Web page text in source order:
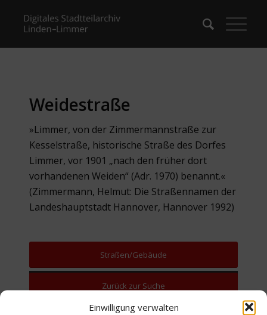
Einwilligung verwalten
Weidestraße
»Limmer, von der Zimmermannstraße zur
Kesselstraße, historische Straße des Dorfes
Limmer, vor 1901 „nach den früher dort
vorhandenen Weiden“ (Adr. 1970) benannt.«
(Zimmermann, Helmut: Die Straßennamen der
Landeshauptstadt Hannover, Hannover 1992)
Straßen/Gebäude
Zurück zur Suche